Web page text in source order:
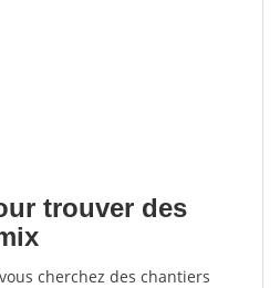
trouver des
cherchez des chantiers